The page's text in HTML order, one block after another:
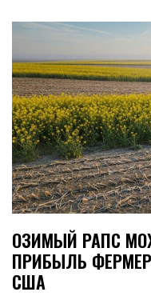
ОЗИМЫЙ РАПС
ПРИБЫЛЬ
США